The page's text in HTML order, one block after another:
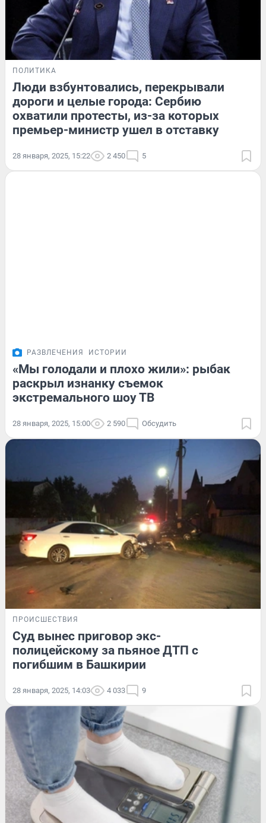
ПОЛИТИКА
Люди взбунтовались, перекрывали
дороги и целые города: Сербию
охватили протесты, из-за которых
премьер-министр ушел в отставку
28 января, 2025, 15:22 2 450 5
РАЗВЛЕЧЕНИЯ ИСТОРИИ
«Мы голодали и плохо жили»: рыбак
раскрыл изнанку съемок
экстремального шоу ТВ
28 января, 2025, 15:00 2 590 Обсудить
ПРОИСШЕСТВИЯ
Суд вынес приговор экс-
полицейскому за пьяное ДТП с
погибшим в Башкирии
28 января, 2025, 14:03 4 033 9